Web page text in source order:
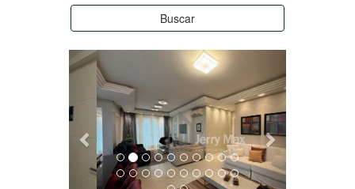
Buscar
Anterior